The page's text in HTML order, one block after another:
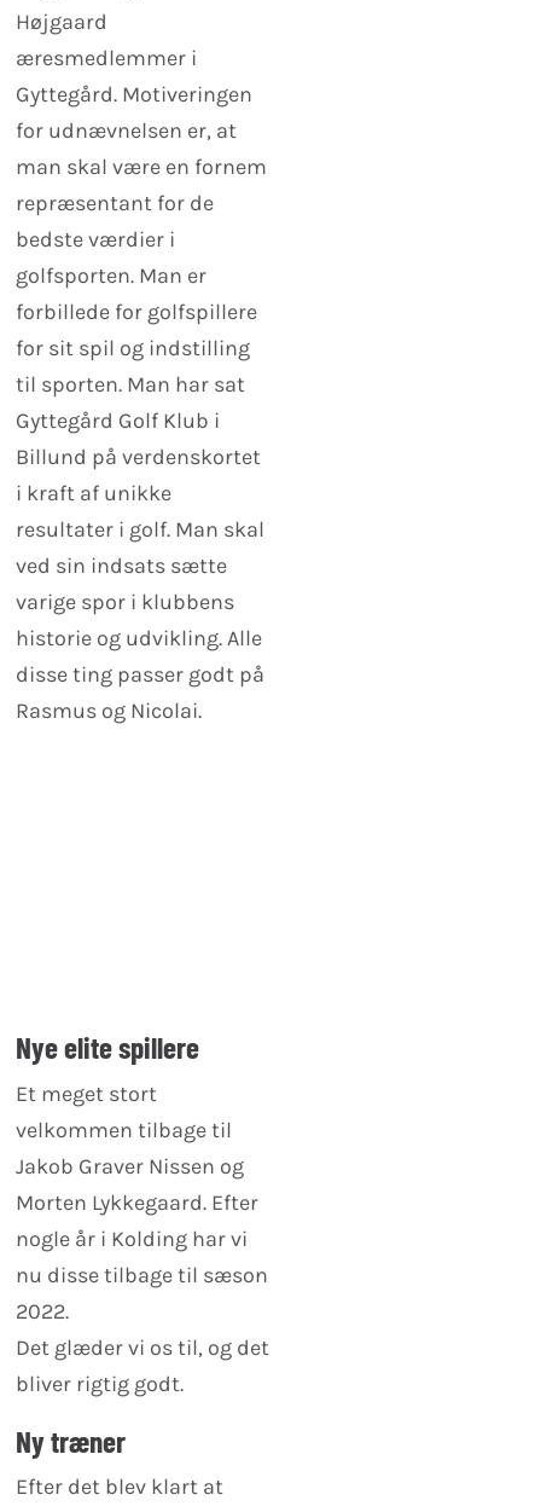
Højgaard
æresmedlemmer i
Gyttegård. Motiveringen
for udnævnelsen er, at
man skal være en fornem
repræsentant for de
bedste værdier i
golfsporten. Man er
forbillede for golfspillere
for sit spil og indstilling
til sporten. Man har sat
Gyttegård Golf Klub i
Billund på verdenskortet
i kraft af unikke
resultater i golf. Man skal
ved sin indsats sætte
varige spor i klubbens
historie og udvikling. Alle
disse ting passer godt på
Rasmus og Nicolai.
Nye elite spillere
Et meget stort
velkommen tilbage til
Jakob Graver Nissen og
Morten Lykkegaard. Efter
nogle år i Kolding har vi
nu disse tilbage til sæson
2022.
Det glæder vi os til, og det
bliver rigtig godt.
Ny træner
Efter det blev klart at